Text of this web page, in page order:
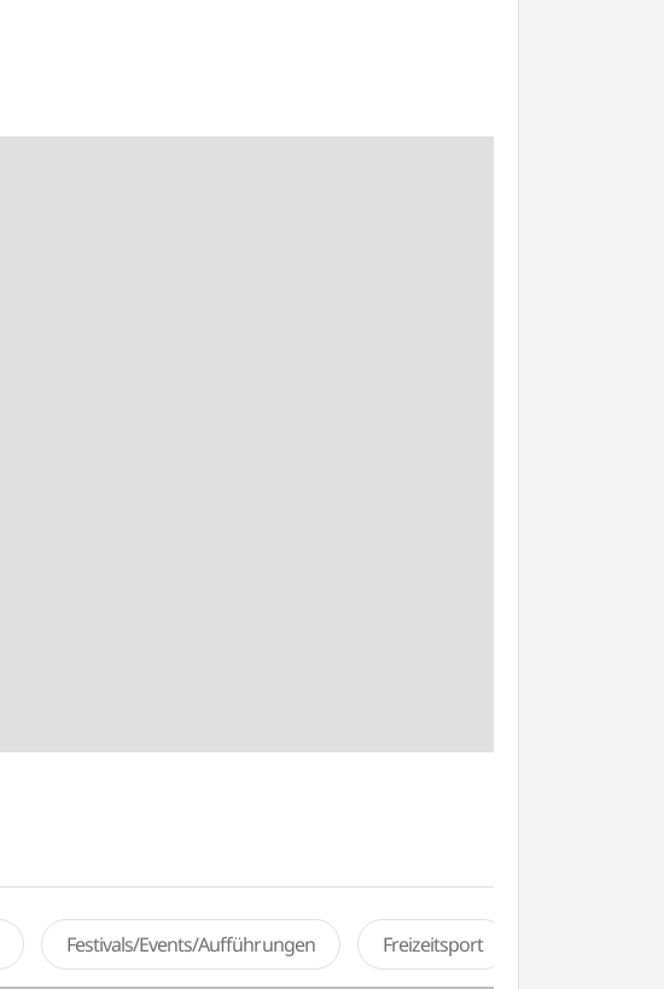
Festivals/Events/Aufführungen Freizeitsport